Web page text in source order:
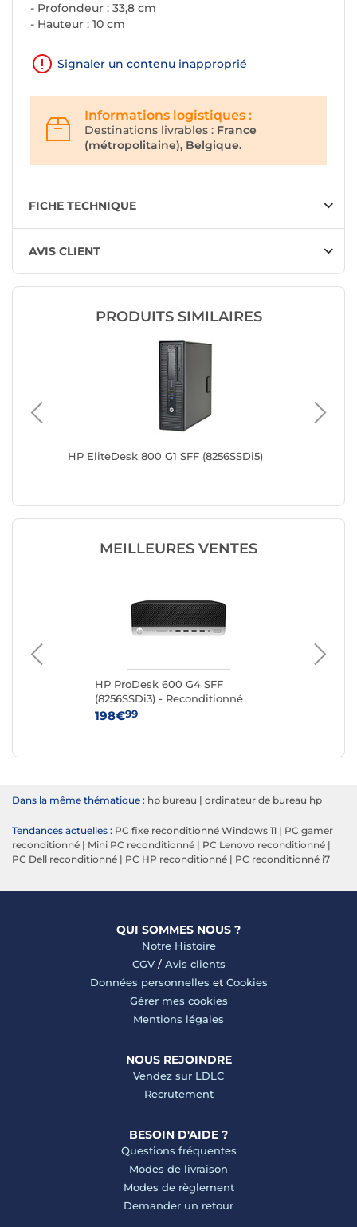
- Profondeur : 33,8 cm
- Hauteur : 10 cm
Signaler un contenu inapproprié
Informations logistiques :
Destinations livrables : France
(métropolitaine), Belgique.
FICHE TECHNIQUE
AVIS CLIENT
PRODUITS SIMILAIRES
HP EliteDesk 800 G1 SFF (8256SSDi5)
MEILLEURES VENTES
HP ProDesk 600 G4 SFF
(8256SSDi3) - Reconditionné
198€99
Dans la même thématique : hp bureau | ordinateur de bureau hp
Tendances actuelles : PC fixe reconditionné Windows 11 | PC gamer
reconditionné | Mini PC reconditionné | PC Lenovo reconditionné |
PC Dell reconditionné | PC HP reconditionné | PC reconditionné i7
QUI SOMMES NOUS ?
Notre Histoire
CGV/ Avis clients
Données personnelles et Cookies
Gérer mes cookies
Mentions légales
NOUS REJOINDRE
Vendez sur LDLC
Recrutement
BESOIN D'AIDE ?
Questions fréquentes
Modes de livraison
Modes de règlement
Demander un retour